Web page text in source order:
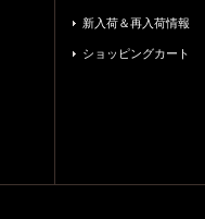
新入荷＆再入荷情報
ショッピングカート